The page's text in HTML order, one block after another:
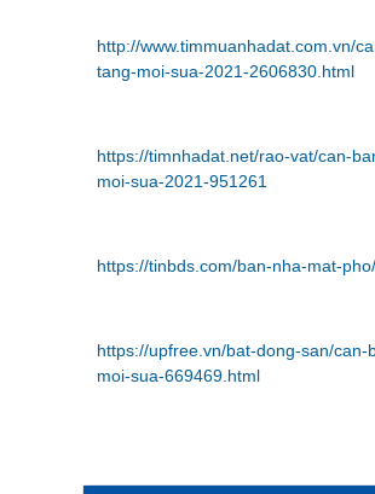
http://www.timmuanhadat.com.vn/
tang-moi-sua-2021-2606830.html
https://timnhadat.net/rao-vat/can-
moi-sua-2021-951261
https://tinbds.com/ban-nha-mat-
https://upfree.vn/bat-dong-san/
moi-sua-669469.html